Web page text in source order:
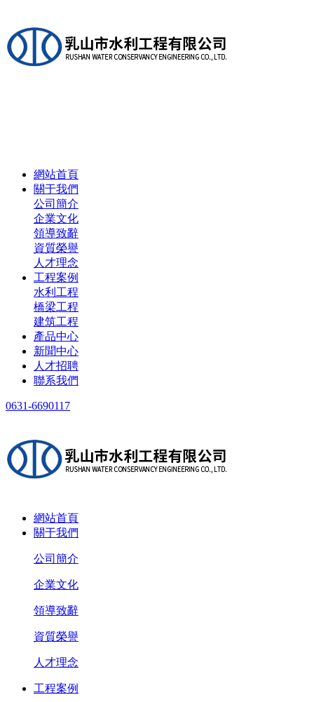
網站首頁
關于我們
公司簡介
企業文化
領導致辭
資質榮譽
人才理念
工程案例
水利工程
橋梁工程
建筑工程
產品中心
新聞中心
人才招聘
聯系我們
0631-6690117
網站首頁
關于我們
公司簡介
企業文化
領導致辭
資質榮譽
人才理念
工程案例